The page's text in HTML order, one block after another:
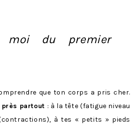
moi du premier
que ton corps a pris cher.
près partout : à la tête (fatigue niveau
à tes « petits » pieds